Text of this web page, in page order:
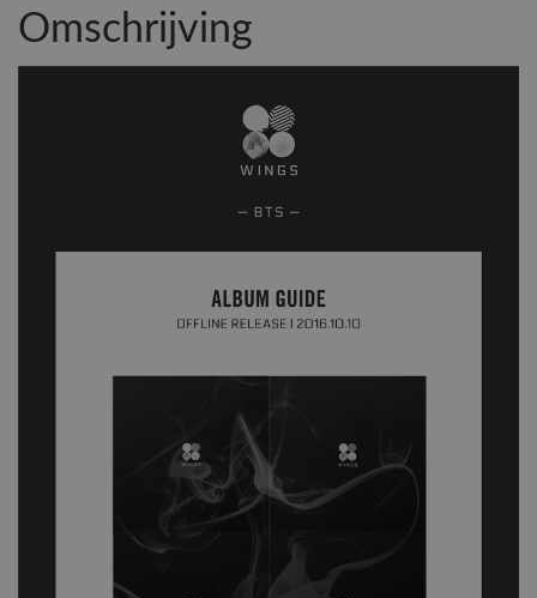
Omschrijving